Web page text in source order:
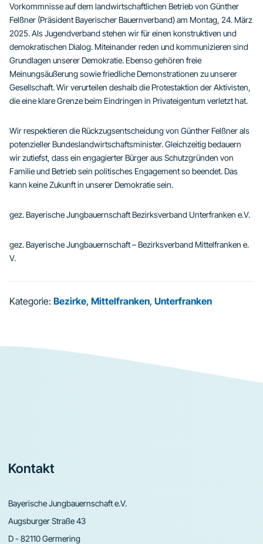
Vorkommnisse auf dem landwirtschaftlichen Betrieb von Günther
Felßner (Präsident Bayerischer Bauernverband) am Montag, 24. März
2025. Als Jugendverband stehen wir für einen konstruktiven und
demokratischen Dialog. Miteinander reden und kommunizieren sind
Grundlagen unserer Demokratie. Ebenso gehören freie
Meinungsäußerung sowie friedliche Demonstrationen zu unserer
Gesellschaft. Wir verurteilen deshalb die Protestaktion der Aktivisten,
die eine klare Grenze beim Eindringen in Privateigentum verletzt hat.
Wir respektieren die Rückzugsentscheidung von Günther Felßner als
potenzieller Bundeslandwirtschaftsminister. Gleichzeitig bedauern
wir zutiefst, dass ein engagierter Bürger aus Schutzgründen von
Familie und Betrieb sein politisches Engagement so beendet. Das
kann keine Zukunft in unserer Demokratie sein.
gez. Bayerische Jungbauernschaft Bezirksverband Unterfranken e.V.
gez. Bayerische Jungbauernschaft – Bezirksverband Mittelfranken e.
V.
Kategorie: Bezirke, Mittelfranken, Unterfranken
Footer
Kontakt
Bayerische Jungbauernschaft e.V.
Augsburger Straße 43
D - 82110 Germering